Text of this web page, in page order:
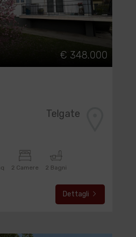
€ 348.000
Telgate
2 Camere 2 Bagni
Dettagli